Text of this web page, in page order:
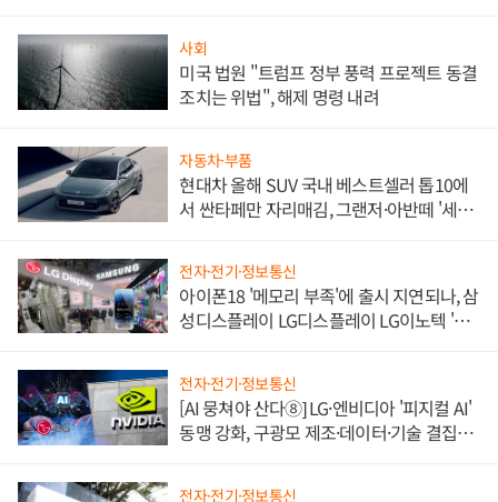
사회
미국 법원 "트럼프 정부 풍력 프로젝트 동결
조치는 위법", 해제 명령 내려
자동차·부품
현대차 올해 SUV 국내 베스트셀러 톱10에
서 싼타페만 자리매김, 그랜저·아반떼 '세단
전자·전기·정보통신
아이폰18 '메모리 부족'에 출시 지연되나, 삼
성디스플레이 LG디스플레이 LG이노텍 '탈
전자·전기·정보통신
[AI 뭉쳐야 산다⑧] LG·엔비디아 '피지컬 AI'
동맹 강화, 구광모 제조·데이터·기술 결집
전자·전기·정보통신